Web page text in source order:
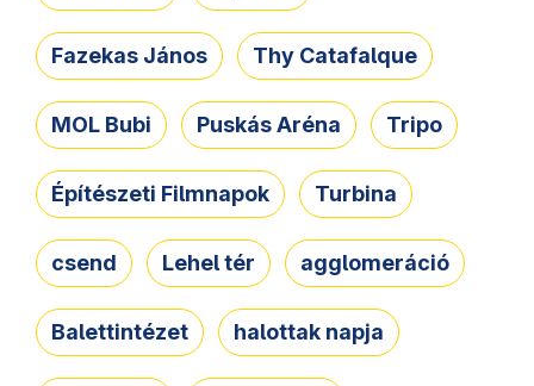
Fazekas János Thy Catafalque
MOL Bubi Puskás Aréna Tripo
Építészeti Filmnapok Turbina
csend Lehel tér agglomeráció
Balettintézet halottak napja